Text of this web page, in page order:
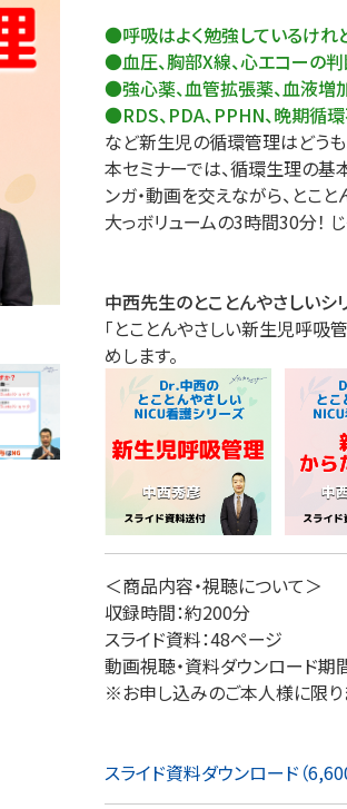
医学
栄養
産業保健
●呼吸はよく勉強しているけれ
●血圧、胸部X線、心エコーの
●強心薬、血管拡張薬、血液増
●RDS、PDA、PPHN、晩期循
など新生児の循環管理はどうも
本セミナーでは、循環生理の
ンガ・動画を交えながら、とこと
大っボリュームの3時間30分！ じ
中西先生のとことんやさしいシ
「とことんやさしい新生児呼吸
めします。
＜商品内容・視聴について＞
収録時間：約200分
スライド資料：48ページ
動画視聴・資料ダウンロード期
※お申し込みのご本人様に限り
スライド資料ダウンロード（